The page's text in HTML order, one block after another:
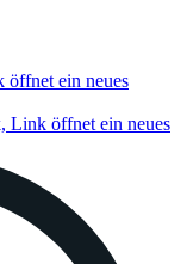
ein neues
Link öffnet ein neues